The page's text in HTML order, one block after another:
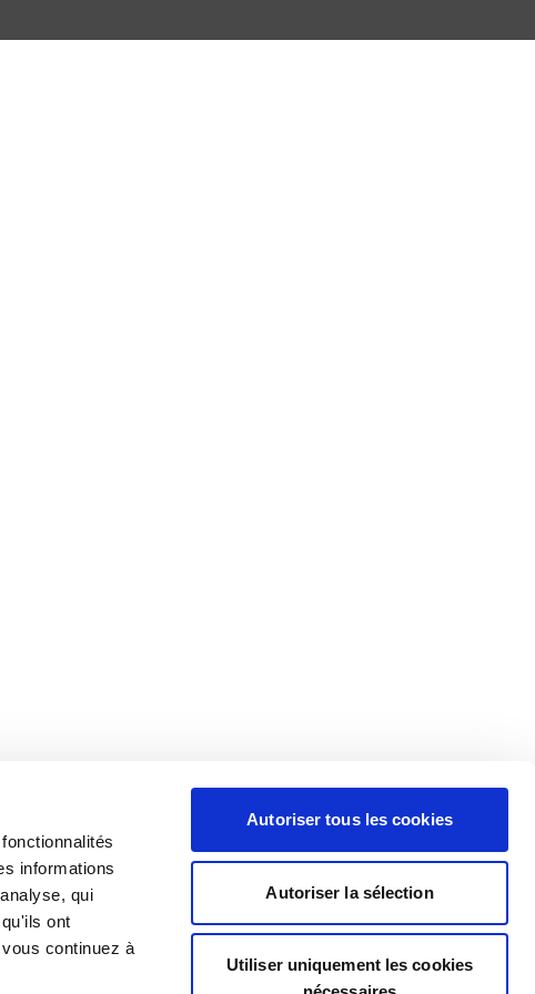
informations
qui
ont
continuez à
Autoriser tous les cookies
Autoriser la sélection
Utiliser uniquement les cookies